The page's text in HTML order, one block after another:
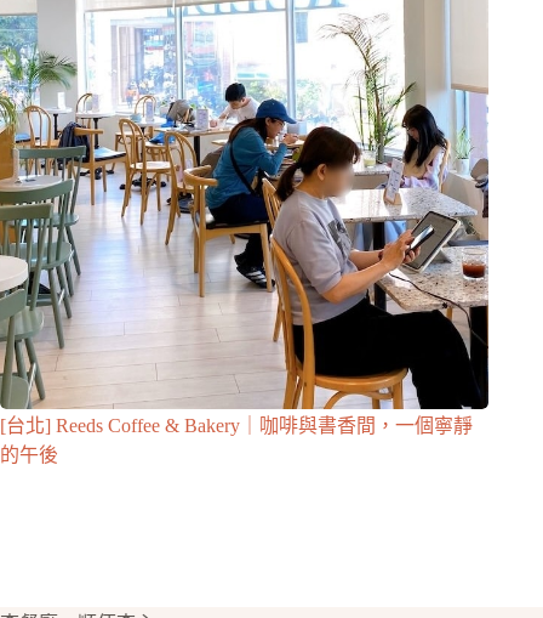
[台北] Reeds Coffee & Bakery｜咖啡與書香間，一個寧靜
的午後